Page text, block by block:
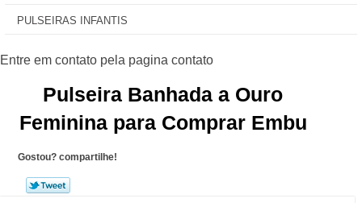
PULSEIRAS INFANTIS
Pulseira Banhada a Ouro
Feminina para Comprar Embu
Gostou? compartilhe!